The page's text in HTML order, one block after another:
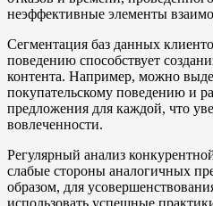
неэффективные элементы
Сегментация баз данных
поведению способствует
контента. Например, можно
покупательскому поведению и
предложения для каждой, что
вовлеченности.
Регулярный анализ
слабые стороны аналогичных
образом, для
использовать успешные